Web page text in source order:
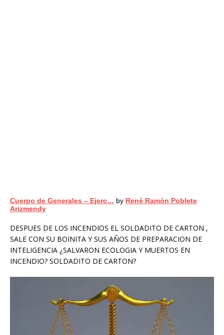
Cuerpo de Generales – Ejerc… by René Ramón Poblete
Arizmendy
DESPUES DE LOS INCENDIOS EL SOLDADITO DE CARTON ,
SALE CON SU BOINITA Y SUS AÑOS DE PREPARACION DE
INTELIGENCIA ¿SALVARON ECOLOGIA Y MUERTOS EN
INCENDIO? SOLDADITO DE CARTON?